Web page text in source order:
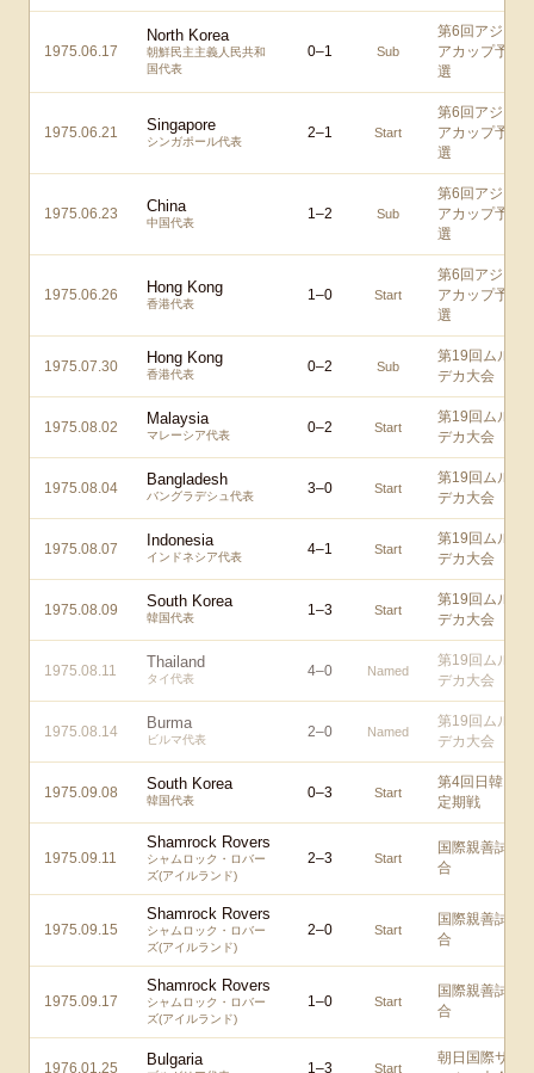
1975.06.17
North Korea
朝鮮民主主義人民共和
国代表
0–1 Sub
第6回アジ
アカップ予
選
1975.06.21 Singapore
シンガポール代表
2–1 Start
第6回アジ
アカップ予
選
1975.06.23 China
中国代表
1–2 Sub
第6回アジ
アカップ予
選
1975.06.26 Hong Kong
香港代表
1–0 Start
第6回アジ
アカップ予
選
1975.07.30 Hong Kong
香港代表 0–2 Sub
第19回ムル
デカ大会
1975.08.02 Malaysia
マレーシア代表 0–2 Start
第19回ムル
デカ大会
1975.08.04 Bangladesh
バングラデシュ代表 3–0 Start
第19回ムル
デカ大会
1975.08.07 Indonesia
インドネシア代表 4–1 Start
第19回ムル
デカ大会
1975.08.09 South Korea
韓国代表 1–3 Start
第19回ムル
デカ大会
1975.08.11 Thailand
タイ代表 4–0 Named
第19回ムル
デカ大会
1975.08.14 Burma
ビルマ代表 2–0 Named
第19回ムル
デカ大会
1975.09.08 South Korea
韓国代表 0–3 Start
第4回日韓
定期戦
1975.09.11
Shamrock Rovers
シャムロック・ロバー
ズ(アイルランド)
2–3 Start
国際親善試
合
1975.09.15
Shamrock Rovers
シャムロック・ロバー
ズ(アイルランド)
2–0 Start
国際親善試
合
1975.09.17
Shamrock Rovers
シャムロック・ロバー
ズ(アイルランド)
1–0 Start
国際親善試
合
1976.01.25 Bulgaria 1–3 Start
朝日国際サ